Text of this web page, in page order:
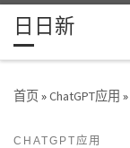
Skip to content
日日新
首页»ChatGPT应用 »
CHATGPT应用